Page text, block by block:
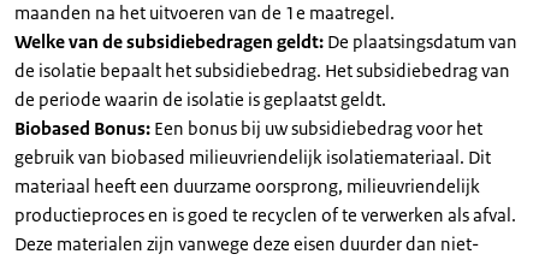
maanden na het uitvoeren van de 1e maatregel.
Welke van de subsidiebedragen geldt: De plaatsingsdatum van
de isolatie bepaalt het subsidiebedrag. Het subsidiebedrag van
de periode waarin de isolatie is geplaatst geldt.
Biobased Bonus: Een bonus bij uw subsidiebedrag voor het
gebruik van biobased milieuvriendelijk isolatiemateriaal. Dit
materiaal heeft een duurzame oorsprong, milieuvriendelijk
productieproces en is goed te recyclen of te verwerken als afval.
Deze materialen zijn vanwege deze eisen duurder dan niet-